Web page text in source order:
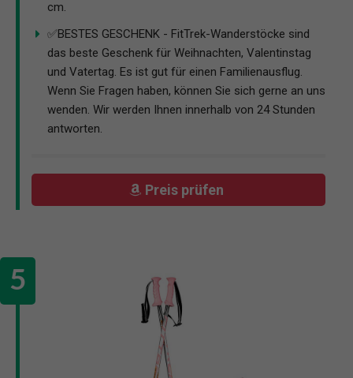
cm.
✅BESTES GESCHENK - FitTrek-Wanderstöcke sind
das beste Geschenk für Weihnachten, Valentinstag
und Vatertag. Es ist gut für einen Familienausflug.
Wenn Sie Fragen haben, können Sie sich gerne an uns
wenden. Wir werden Ihnen innerhalb von 24 Stunden
antworten.
Preis prüfen